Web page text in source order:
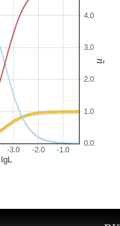
-3.0 -2.0 -1.0
0.0
1.0
2.0
3.0
4.0
lgL
ñ